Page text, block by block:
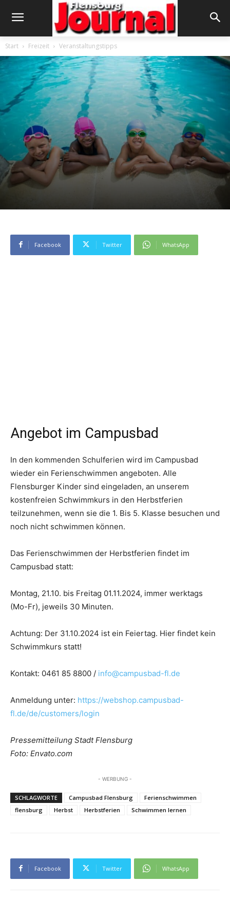
Start Freizeit Veranstaltungstipps
Facebook Twitter WhatsApp
Angebot im Campusbad
In den kommenden Schulferien wird im Campusbad
wieder ein Ferienschwimmen angeboten. Alle
Flensburger Kinder sind eingeladen, an unserem
kostenfreien Schwimmkurs in den Herbstferien
teilzunehmen, wenn sie die 1. Bis 5. Klasse besuchen und
noch nicht schwimmen können.
Das Ferienschwimmen der Herbstferien findet im
Campusbad statt:
Montag, 21.10. bis Freitag 01.11.2024, immer werktags
(Mo-Fr), jeweils 30 Minuten.
Achtung: Der 31.10.2024 ist ein Feiertag. Hier findet kein
Schwimmkurs statt!
Kontakt: 0461 85 8800 / info@campusbad-fl.de
Anmeldung unter: https://webshop.campusbad-
fl.de/de/customers/login
Pressemitteilung Stadt Flensburg
Foto: Envato.com
- WERBUNG -
SCHLAGWORTE Campusbad Flensburg
Ferienschwimmen
flensburg
Herbst Herbstferien Schwimmen lernen
Facebook Twitter WhatsApp